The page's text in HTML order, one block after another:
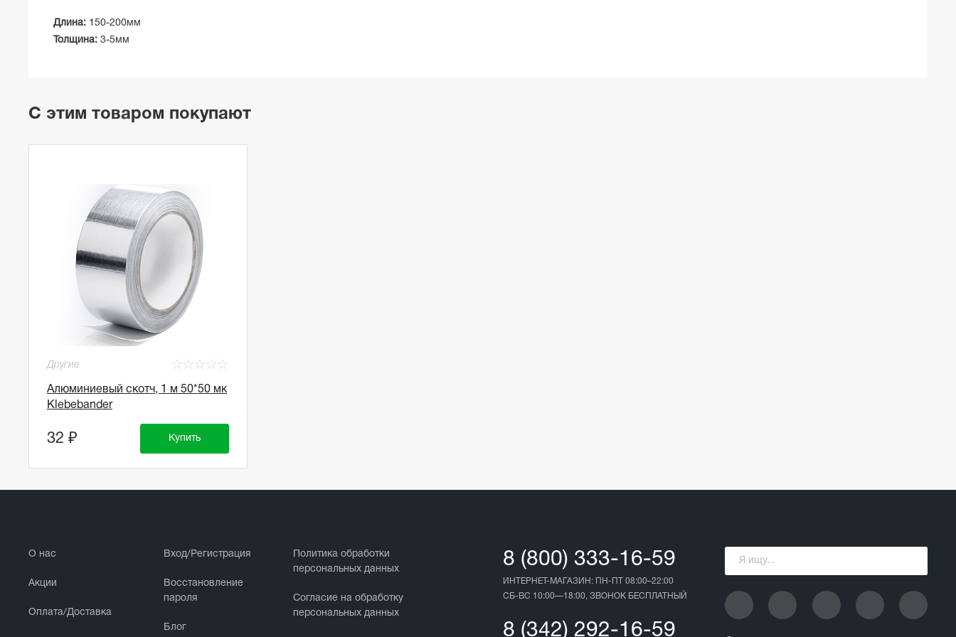
Длина: 150-200мм
Толщина: 3-5мм
С этим товаром покупают
Другие ☆
☆
☆
☆
☆
Алюминиевый скотч, 1 м 50*50 мк
Klebebander
32 ₽ Купить
О нас
Акции
Оплата/Доставка
Вход/Регистрация
Восстановление
пароля
Блог
Политика обработки
персональных данных
Cогласие на обработку
персональных данных
8 (800) 333-16-59
ИНТЕРНЕТ-МАГАЗИН: ПН-ПТ 08:00–22:00
СБ-ВС 10:00—18:00, ЗВОНОК БЕСПЛАТНЫЙ
8 (342) 292-16-59